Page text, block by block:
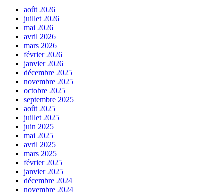
août 2026
juillet 2026
mai 2026
avril 2026
mars 2026
février 2026
janvier 2026
décembre 2025
novembre 2025
octobre 2025
septembre 2025
août 2025
juillet 2025
juin 2025
mai 2025
avril 2025
mars 2025
février 2025
janvier 2025
décembre 2024
novembre 2024